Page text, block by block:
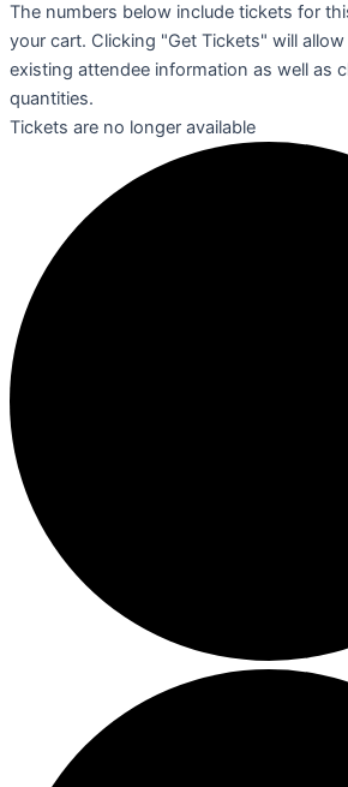
The numbers below include tickets for
your cart. Clicking "Get Tickets" will
existing attendee information as well as
quantities.
Tickets are no longer available